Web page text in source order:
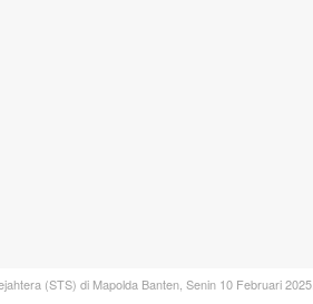
(STS) di Mapolda Banten, Senin 10 Februari 2025.